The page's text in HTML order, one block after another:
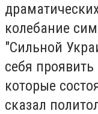
колебание
"Сильной
себя
которые
сказал